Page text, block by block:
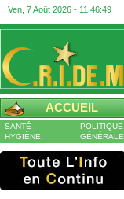
Ven, 7 Août 2026 - 11:46:49
ACCUEIL
SANTÉ
HYGIÈNE
POLITIQUE
GÉNÉRALE